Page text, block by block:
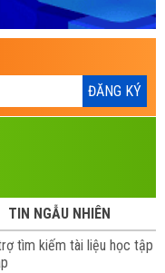
TIN NGẪU NHIÊN
tìm kiếm tài liệu học tập